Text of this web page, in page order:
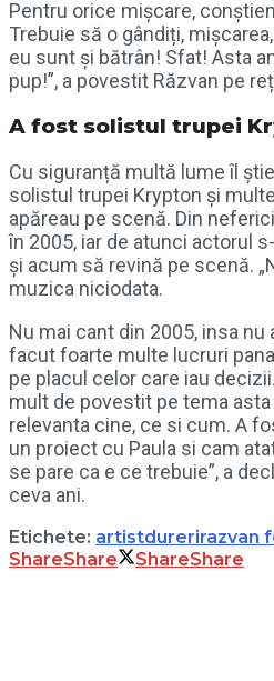
Pentru orice mișcare,
Trebuie să o gândiți,
eu sunt și bătrân! Sfat! Asta
pup!”, a povestit Răzvan pe
A fost solistul trupei
Cu siguranță multă lume îl
solistul trupei Krypton și
apăreau pe scenă. Din
în 2005, iar de atunci actorul
și acum să revină pe scenă.
muzica niciodata.
Nu mai cant din 2005, insa nu
facut foarte multe lucruri
pe placul celor care iau
mult de povestit pe tema
relevanta cine, ce si cum. A
un proiect cu Paula si cam
se pare ca e ce trebuie”, a
ceva ani.
Etichete: artistdurerirazvan
ShareShare ShareShare